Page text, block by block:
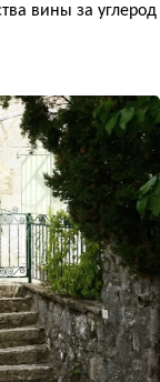
вины за углерод